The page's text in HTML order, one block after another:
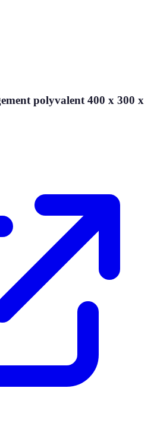
polyvalent 400 x 300 x